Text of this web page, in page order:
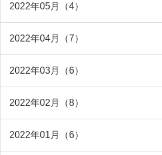
2022年05月（4）
2022年04月（7）
2022年03月（6）
2022年02月（8）
2022年01月（6）